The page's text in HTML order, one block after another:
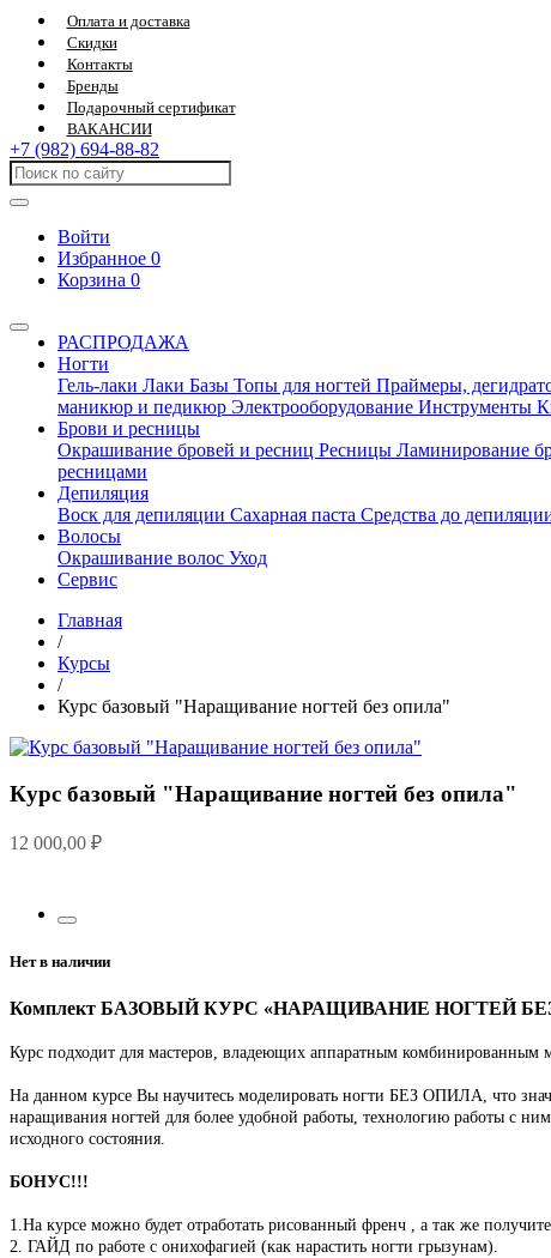
Оплата и доставка
Скидки
Контакты
Бренды
Подарочный сертификат
ВАКАНСИИ
+7 (982) 694-88-82
Войти
Избранное 0
Корзина 0
РАСПРОДАЖА
Ногти
Гель-лаки Лаки Базы Топы для ногтей Праймеры,
маникюр и педикюр Электрооборудование Инструменты
Брови и ресницы
Окрашивание бровей и ресниц Ресницы Ламинирование
ресницами
Депиляция
Воск для депиляции Сахарная паста Средства до
Волосы
Окрашивание волос Уход
Сервис
Главная
/
Курсы
/
Курс базовый "Наращивание ногтей без опила"
Курс базовый "Наращивание ногтей без опила"
12 000,00 ₽
Нет в наличии
Комплект БАЗОВЫЙ КУРС «НАРАЩИВАНИЕ НОГТЕЙ
Курс подходит для мастеров, владеющих аппаратным комбинированным
На данном курсе Вы научитесь моделировать ногти БЕЗ ОПИЛА, что
наращивания ногтей для более удобной работы, технологию работы с
исходного состояния.
БОНУС!!!
1.На курсе можно будет отработать рисованный френч , а так же
2. ГАЙД по работе с онихофагией (как нарастить ногти грызунам).